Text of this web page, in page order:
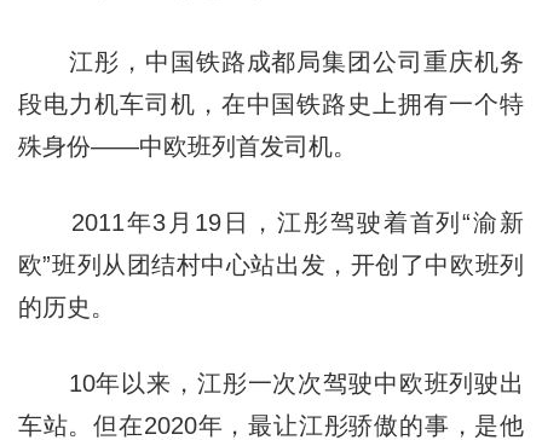
江彤，中国铁路成都局集团公司重庆机务
段电力机车司机，在中国铁路史上拥有一个特
殊身份——中欧班列首发司机。
2011年3月19日，江彤驾驶着首列“渝新
欧”班列从团结村中心站出发，开创了中欧班列
的历史。
10年以来，江彤一次次驾驶中欧班列驶出
车站。但在2020年，最让江彤骄傲的事，是他